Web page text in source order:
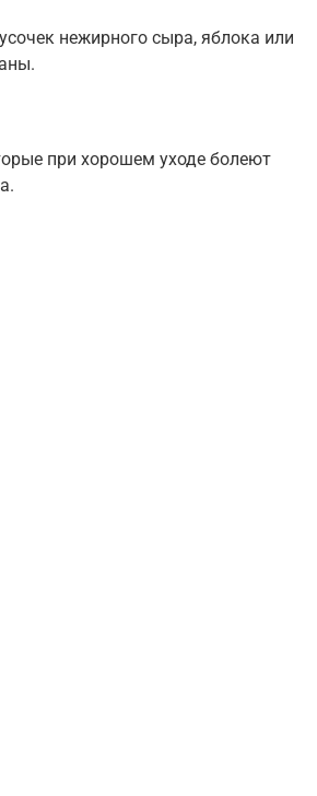
нежирного сыра, яблока или
при хорошем уходе болеют